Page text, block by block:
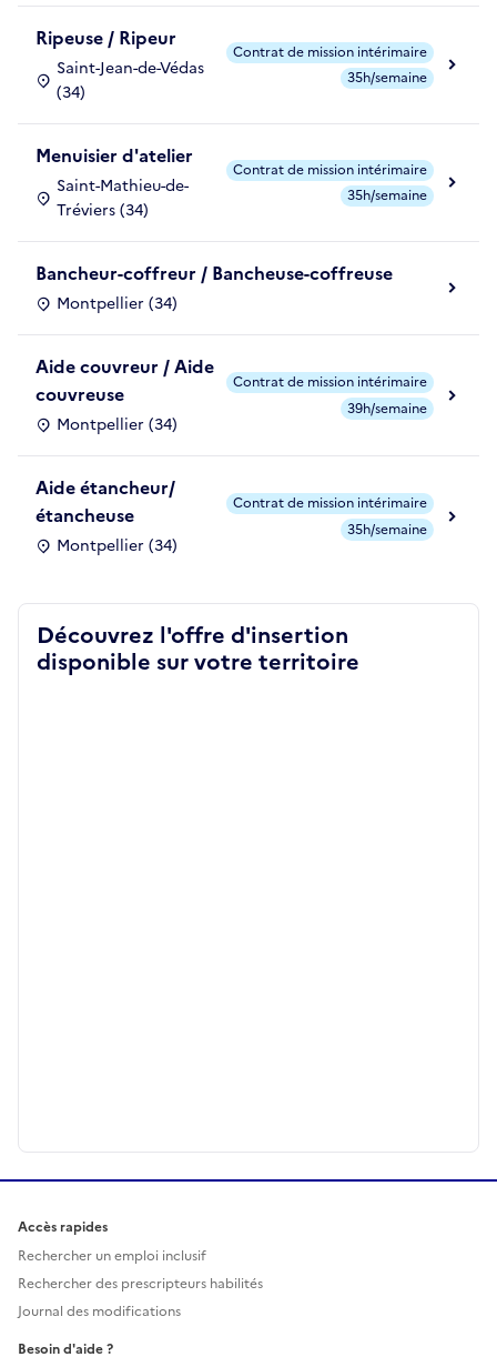
Ripeuse / Ripeur
Saint-Jean-de-Védas
(34)
Contrat de mission intérimaire
35h/semaine
Menuisier d'atelier
Saint-Mathieu-de-
Tréviers (34)
Contrat de mission intérimaire
35h/semaine
Bancheur-coffreur / Bancheuse-coffreuse
Montpellier (34)
Aide couvreur / Aide
couvreuse
Montpellier (34)
Contrat de mission intérimaire
39h/semaine
Aide étancheur/
étancheuse
Montpellier (34)
Contrat de mission intérimaire
35h/semaine
Découvrez l'offre d'insertion
disponible sur votre territoire
Accès rapides
Rechercher un emploi inclusif
Rechercher des prescripteurs habilités
Journal des modifications
Besoin d'aide ?